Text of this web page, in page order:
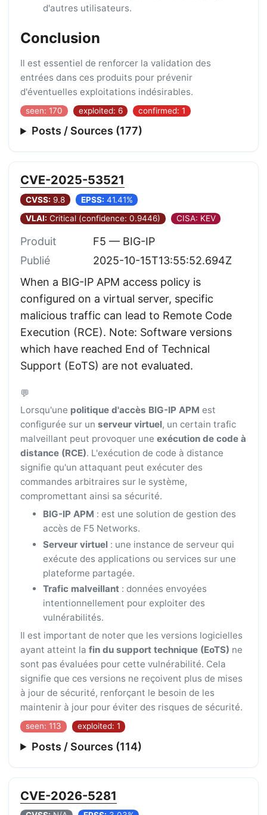
d'autres utilisateurs.
Conclusion
Il est essentiel de renforcer la validation des
entrées dans ces produits pour prévenir
d'éventuelles exploitations indésirables.
seen: 170 exploited: 6 confirmed: 1
Posts / Sources (177)
CVE-2025-53521
CVSS: 9.8 EPSS: 41.41%
VLAI: Critical (confidence: 0.9446) CISA: KEV
Produit
F5 — BIG-IP
Publié
2025-10-15T13:55:52.694Z
When a BIG-IP APM access policy is
configured on a virtual server, specific
malicious traffic can lead to Remote Code
Execution (RCE). Note: Software versions
which have reached End of Technical
Support (EoTS) are not evaluated.
💬
Lorsqu'une politique d'accès BIG-IP APM est
configurée sur unserveur virtuel, un certain trafic
malveillant peut provoquer uneexécution de code à
distance (RCE). L'exécution de code à distance
signifie qu'un attaquant peut exécuter des
commandes arbitraires sur le système,
compromettant ainsi sa sécurité.
BIG-IP APM : est une solution de gestion des
accès de F5 Networks.
Serveur virtuel: une instance de serveur qui
exécute des applications ou services sur une
plateforme partagée.
Trafic malveillant: données envoyées
intentionnellement pour exploiter des
vulnérabilités.
Il est important de noter que les versions logicielles
ayant atteint lafin du support technique (EoTS) ne
sont pas évaluées pour cette vulnérabilité. Cela
signifie que ces versions ne reçoivent plus de mises
à jour de sécurité, renforçant le besoin de les
maintenir à jour pour éviter des risques de sécurité.
seen: 113 exploited: 1
Posts / Sources (114)
CVE-2026-5281